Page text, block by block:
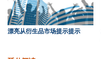
漂亮从衍生品市场提示提示